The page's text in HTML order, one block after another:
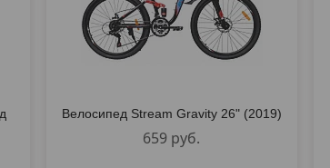
Велосипед Stream Gravity 26" (2019)
659 руб.